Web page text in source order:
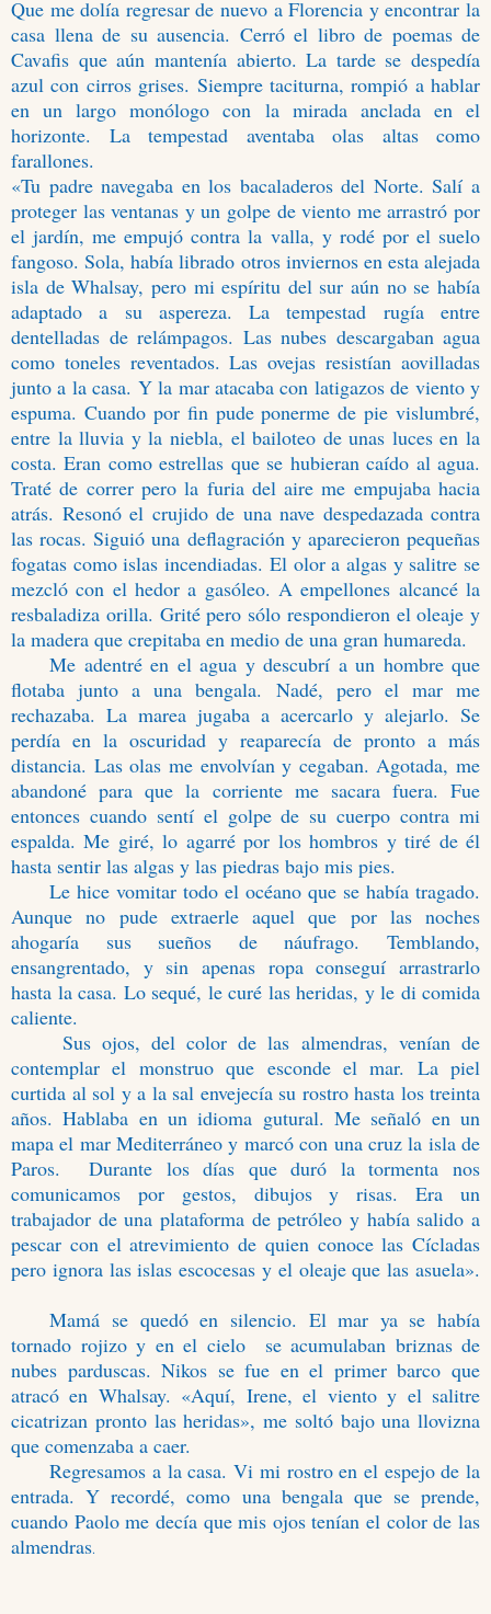
Que me dolía regresar de nuevo a Florencia y encontrar la
casa llena de su ausencia. Cerró el libro de poemas de
Cavafis que aún mantenía abierto. La tarde se despedía
azul con cirros grises. Siempre taciturna, rompió a hablar
en un largo monólogo con la mirada anclada en el
horizonte. La tempestad aventaba olas altas como
farallones.
«Tu padre navegaba en los bacaladeros del Norte. Salí a
proteger las ventanas y un golpe de viento me arrastró por
el jardín, me empujó contra la valla, y rodé por el suelo
fangoso. Sola, había librado otros inviernos en esta alejada
isla de Whalsay, pero mi espíritu del sur aún no se había
adaptado a su aspereza. La tempestad rugía entre
dentelladas de relámpagos. Las nubes descargaban agua
como toneles reventados. Las ovejas resistían aovilladas
junto a la casa. Y la mar atacaba con latigazos de viento y
espuma. Cuando por fin pude ponerme de pie vislumbré,
entre la lluvia y la niebla, el bailoteo de unas luces en la
costa. Eran como estrellas que se hubieran caído al agua.
Traté de correr pero la furia del aire me empujaba hacia
atrás. Resonó el crujido de una nave despedazada contra
las rocas. Siguió una deflagración y aparecieron pequeñas
fogatas como islas incendiadas. El olor a algas y salitre se
mezcló con el hedor a gasóleo. A empellones alcancé la
resbaladiza orilla. Grité pero sólo respondieron el oleaje y
la madera que crepitaba en medio de una gran humareda.
Me adentré en el agua y descubrí a un hombre que
flotaba junto a una bengala. Nadé, pero el mar me
rechazaba. La marea jugaba a acercarlo y alejarlo. Se
perdía en la oscuridad y reaparecía de pronto a más
distancia. Las olas me envolvían y cegaban. Agotada, me
abandoné para que la corriente me sacara fuera. Fue
entonces cuando sentí el golpe de su cuerpo contra mi
espalda. Me giré, lo agarré por los hombros y tiré de él
hasta sentir las algas y las piedras bajo mis pies.
Le hice vomitar todo el océano que se había tragado.
Aunque no pude extraerle aquel que por las noches
ahogaría sus sueños de náufrago. Temblando,
ensangrentado, y sin apenas ropa conseguí arrastrarlo
hasta la casa. Lo sequé, le curé las heridas, y le di comida
caliente.
Sus ojos, del color de las almendras, venían de
contemplar el monstruo que esconde el mar. La piel
curtida al sol y a la sal envejecía su rostro hasta los treinta
años. Hablaba en un idioma gutural. Me señaló en un
mapa el mar Mediterráneo y marcó con una cruz la isla de
Paros. Durante los días que duró la tormenta nos
comunicamos por gestos, dibujos y risas. Era un
trabajador de una plataforma de petróleo y había salido a
pescar con el atrevimiento de quien conoce las Cícladas
pero ignora las islas escocesas y el oleaje que las asuela».
Mamá se quedó en silencio. El mar ya se había
tornado rojizo y en el cielo se acumulaban briznas de
nubes parduscas. Nikos se fue en el primer barco que
atracó en Whalsay. «Aquí, Irene, el viento y el salitre
cicatrizan pronto las heridas», me soltó bajo una llovizna
que comenzaba a caer.
Regresamos a la casa. Vi mi rostro en el espejo de la
entrada. Y recordé, como una bengala que se prende,
cuando Paolo me decía que mis ojos tenían el color de las
almendras.